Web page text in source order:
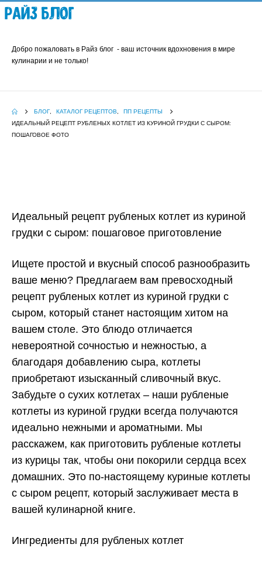
Райз Блог
Добро пожаловать в Райз блог - ваш источник вдохновения в мире
кулинарии и не только!
БЛОГ, КАТАЛОГ РЕЦЕПТОВ
ПП РЕЦЕПТЫ
ИДЕАЛЬНЫЙ РЕЦЕПТ РУБЛЕНЫХ КОТЛЕТ ИЗ КУРИНОЙ ГРУДКИ С СЫРОМ:
ПОШАГОВОЕ ФОТО
Идеальный рецепт рубленых котлет из куриной
грудки с сыром: пошаговое приготовление
Ищете простой и вкусный способ разнообразить
ваше меню? Предлагаем вам превосходный
рецепт рубленых котлет из куриной грудки с
сыром, который станет настоящим хитом на
вашем столе. Это блюдо отличается
невероятной сочностью и нежностью, а
благодаря добавлению сыра, котлеты
приобретают изысканный сливочный вкус.
Забудьте о сухих котлетах – наши рубленые
котлеты из куриной грудки всегда получаются
идеально нежными и ароматными. Мы
расскажем, как приготовить рубленые котлеты
из курицы так, чтобы они покорили сердца всех
домашних. Это по-настоящему куриные котлеты
с сыром рецепт, который заслуживает места в
вашей кулинарной книге.
Ингредиенты для рубленых котлет